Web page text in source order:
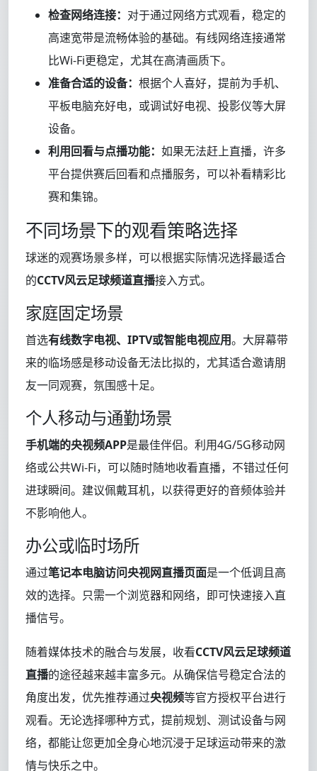
检查网络连接： 对于通过网络方式观看，稳定的
高速宽带是流畅体验的基础。有线网络连接通常
比Wi-Fi更稳定，尤其在高清画质下。
准备合适的设备： 根据个人喜好，提前为手机、
平板电脑充好电，或调试好电视、投影仪等大屏
设备。
利用回看与点播功能： 如果无法赶上直播，许多
平台提供赛后回看和点播服务，可以补看精彩比
赛和集锦。
不同场景下的观看策略选择
球迷的观赛场景多样，可以根据实际情况选择最适合
的CCTV风云足球频道直播接入方式。
家庭固定场景
首选有线数字电视、IPTV或智能电视应用。大屏幕带
来的临场感是移动设备无法比拟的，尤其适合邀请朋
友一同观赛，氛围感十足。
个人移动与通勤场景
手机端的央视频APP是最佳伴侣。利用4G/5G移动网
络或公共Wi-Fi，可以随时随地收看直播，不错过任何
进球瞬间。建议佩戴耳机，以获得更好的音频体验并
不影响他人。
办公或临时场所
通过笔记本电脑访问央视网直播页面是一个低调且高
效的选择。只需一个浏览器和网络，即可快速接入直
播信号。
随着媒体技术的融合与发展，收看CCTV风云足球频道
直播的途径越来越丰富多元。从确保信号稳定合法的
角度出发，优先推荐通过央视频等官方授权平台进行
观看。无论选择哪种方式，提前规划、测试设备与网
络，都能让您更加全身心地沉浸于足球运动带来的激
情与快乐之中。